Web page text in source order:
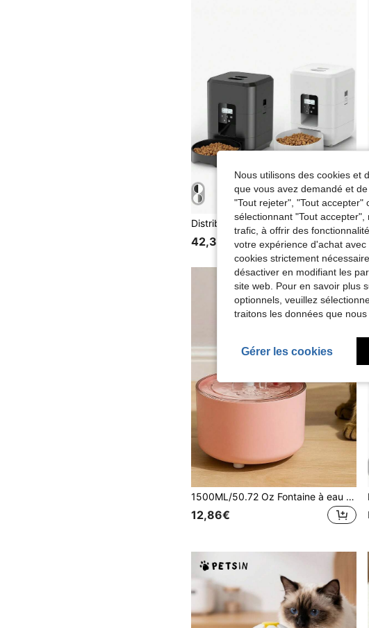
Distributeur automatique de nourriture pour animaux de compagnie, distributeur de nourriture programmable, 1-4 repas par jour, convient aux chats et aux petits animaux, capacité de 2 L, convient aux croquettes, contrôle des portions programmable, double alimentation, facile à nettoyer, noir
42,38€
1500ML/50.72 Oz Fontaine à eau pour chat - Distributeur d'eau automatique pour animaux de compagnie avec design floral et filtre de circulation, alimenté par USB (adaptateur non inclus), convient aux chats et petits chiens
12,86€
Nous utilisons des cookies et
que vous avez demandé et
"Tout rejeter", "Tout
sélectionnant "Tout
trafic, à offrir des
votre expérience d'achat
cookies strictement
désactiver en modifiant les
site web. Pour en savoir plus
optionnels, veuillez
traitons les données que nous
Gérer les cookies